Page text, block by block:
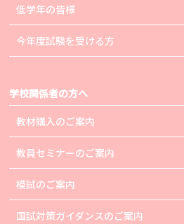
低学年の皆様
今年度試験を受ける方
学校関係者の方へ
教材購入のご案内
教員セミナーのご案内
模試のご案内
国試対策ガイダンスのご案内